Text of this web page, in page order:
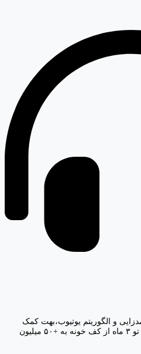
و الگوریتم یوتیوب،بهت کمک
میکنم با فعالیت حرفه‌ای تو یوتیوب تو ۳ ماه از کف خونه به +۵۰ میلیون